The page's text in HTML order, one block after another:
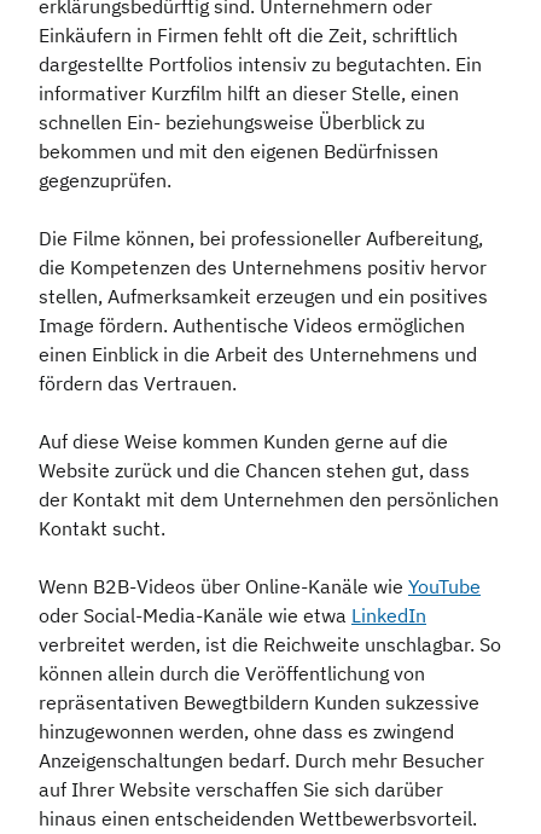
erklärungsbedürftig sind. Unternehmern oder
Einkäufern in Firmen fehlt oft die Zeit, schriftlich
dargestellte Portfolios intensiv zu begutachten. Ein
informativer Kurzfilm hilft an dieser Stelle, einen
schnellen Ein- beziehungsweise Überblick zu
bekommen und mit den eigenen Bedürfnissen
gegenzuprüfen.
Die Filme können, bei professioneller Aufbereitung,
die Kompetenzen des Unternehmens positiv hervor
stellen, Aufmerksamkeit erzeugen und ein positives
Image fördern. Authentische Videos ermöglichen
einen Einblick in die Arbeit des Unternehmens und
fördern das Vertrauen.
Auf diese Weise kommen Kunden gerne auf die
Website zurück und die Chancen stehen gut, dass
der Kontakt mit dem Unternehmen den persönlichen
Kontakt sucht.
Wenn B2B-Videos über Online-Kanäle wie YouTube
oder Social-Media-Kanäle wie etwa LinkedIn
verbreitet werden, ist die Reichweite unschlagbar. So
können allein durch die Veröffentlichung von
repräsentativen Bewegtbildern Kunden sukzessive
hinzugewonnen werden, ohne dass es zwingend
Anzeigenschaltungen bedarf. Durch mehr Besucher
auf Ihrer Website verschaffen Sie sich darüber
hinaus einen entscheidenden Wettbewerbsvorteil.